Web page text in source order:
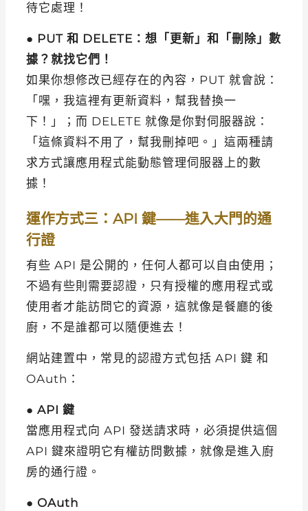
待它處理！
● PUT 和 DELETE：想「更新」和「刪除」數
據？就找它們！
如果你想修改已經存在的內容，PUT 就會說：
「嘿，我這裡有更新資料，幫我替換一
下！」；而 DELETE 就像是你對伺服器說：
「這條資料不用了，幫我刪掉吧。」這兩種請
求方式讓應用程式能動態管理伺服器上的數
據！
運作方式三：API 鍵——進入大門的通
行證
有些 API 是公開的，任何人都可以自由使用；
不過有些則需要認證，只有授權的應用程式或
使用者才能訪問它的資源，這就像是餐廳的後
廚，不是誰都可以隨便進去！
網站建置中，常見的認證方式包括 API 鍵 和
OAuth：
● API 鍵
當應用程式向 API 發送請求時，必須提供這個
API 鍵來證明它有權訪問數據，就像是進入廚
房的通行證。
● OAuth